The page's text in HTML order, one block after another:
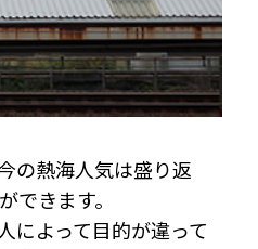
の熱海人気は盛り返
できます。
によって目的が違って